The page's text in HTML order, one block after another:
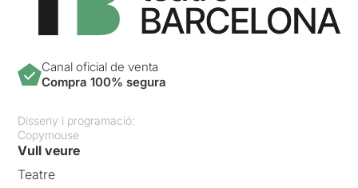
Canal oficial de venta
Compra 100% segura
Disseny i programació:
Copymouse
Vull veure
Teatre